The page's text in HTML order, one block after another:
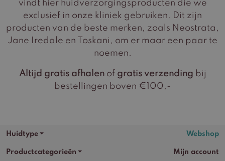
vindt hier huidverzorgingsproducten die we
exclusief in onze kliniek gebruiken. Dit zijn
producten van de beste merken, zoals Neostrata,
Jane Iredale en Toskani, om er maar een paar te
noemen.
Altijd gratis afhalenof gratis verzending bij
bestellingen boven €100,-
Huidtype
Productcategorieën
Webshop
Mijn account